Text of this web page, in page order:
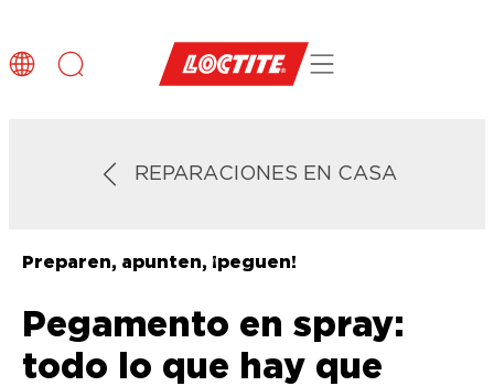
REPARACIONES EN CASA
Preparen, apunten, ¡peguen!
Pegamento en spray:
todo lo que hay que